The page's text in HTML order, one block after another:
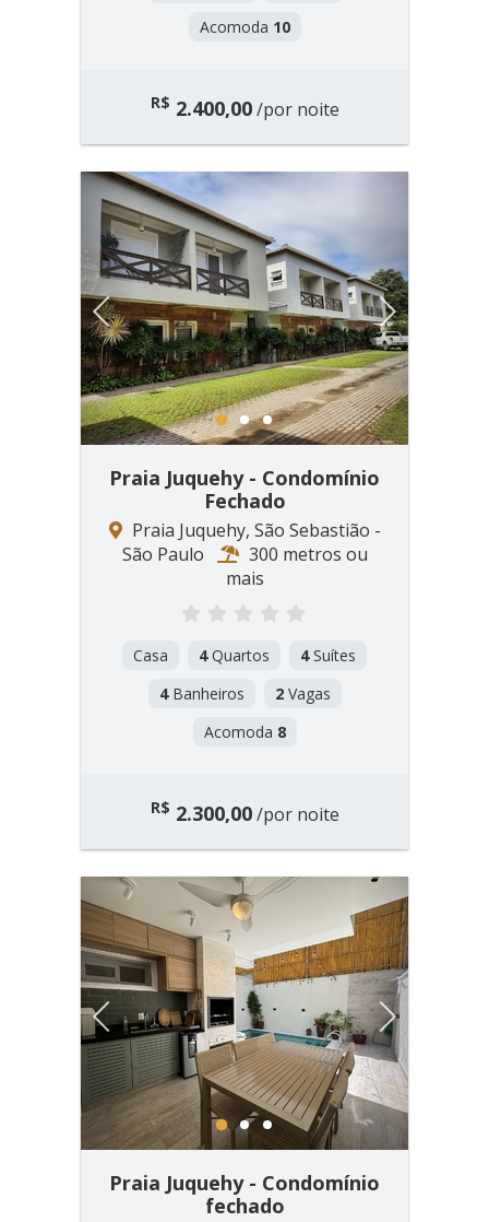
Acomoda 10
R$ 2.400,00/por noite
Previous Next
1 2 3
Praia Juquehy - Condomínio
Fechado
Praia Juquehy, São Sebastião -
São Paulo
300 metros ou
mais
Casa 4Quartos 4Suítes
4Banheiros 2Vagas
Acomoda 8
R$ 2.300,00/por noite
Previous Next
1 2 3
Praia Juquehy - Condomínio
fechado